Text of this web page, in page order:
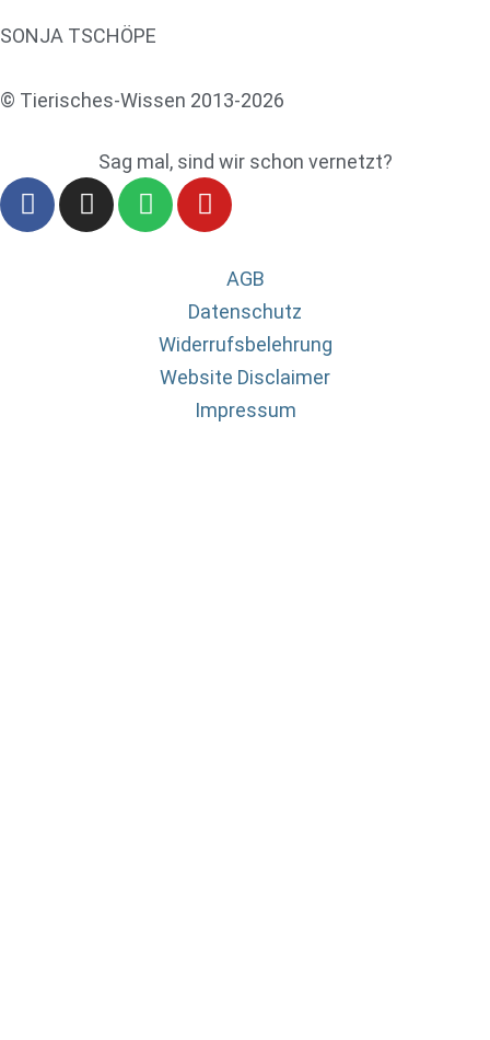
SONJA TSCHÖPE
© Tierisches-Wissen 2013-2026
Sag mal, sind wir schon vernetzt?
AGB
Datenschutz
Widerrufsbelehrung
Website Disclaimer
Impressum